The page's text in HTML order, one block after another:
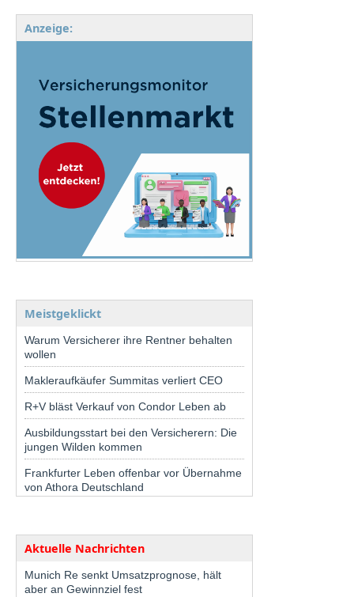
Anzeige:
Meistgeklickt
Warum Versicherer ihre Rentner behalten
wollen
Makleraufkäufer Summitas verliert CEO
R+V bläst Verkauf von Condor Leben ab
Ausbildungsstart bei den Versicherern: Die
jungen Wilden kommen
Frankfurter Leben offenbar vor Übernahme
von Athora Deutschland
Aktuelle Nachrichten
Munich Re senkt Umsatzprognose, hält
aber an Gewinnziel fest